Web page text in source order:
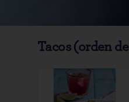
Tacos (orden